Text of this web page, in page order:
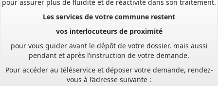
Les services de votre commune restent
pour vous guider avant le dépôt de votre dossier, mais aussi
pendant et après l’instruction de votre demande.
Pour accéder au téléservice et déposer votre demande, rendez-
vous à l’adresse suivante :